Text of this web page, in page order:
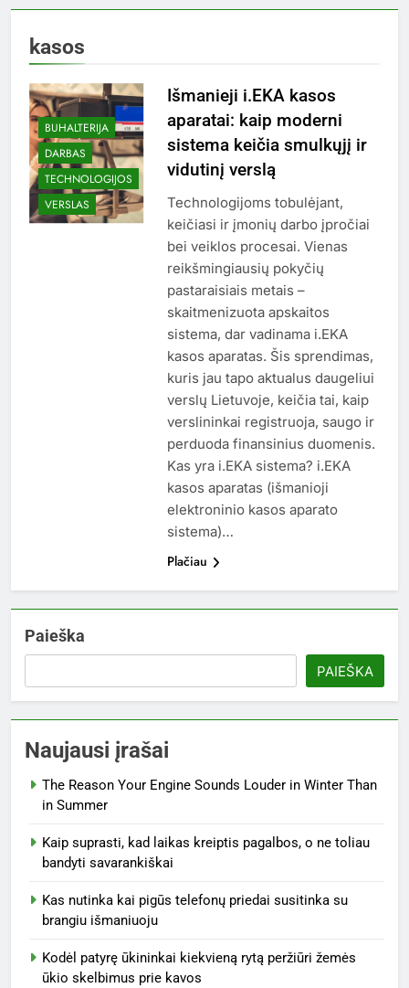
kasos
BUHALTERIJA
DARBAS
TECHNOLOGIJOS
VERSLAS
Išmanieji i.EKA kasos
aparatai: kaip moderni
sistema keičia smulkųjį ir
vidutinį verslą
Technologijoms tobulėjant,
keičiasi ir įmonių darbo įpročiai
bei veiklos procesai. Vienas
reikšmingiausių pokyčių
pastaraisiais metais –
skaitmenizuota apskaitos
sistema, dar vadinama i.EKA
kasos aparatas. Šis sprendimas,
kuris jau tapo aktualus daugeliui
verslų Lietuvoje, keičia tai, kaip
verslininkai registruoja, saugo ir
perduoda finansinius duomenis.
Kas yra i.EKA sistema? i.EKA
kasos aparatas (išmanioji
elektroninio kasos aparato
sistema)…
Plačiau
Paieška
PAIEŠKA
Naujausi įrašai
The Reason Your Engine Sounds Louder in Winter Than
in Summer
Kaip suprasti, kad laikas kreiptis pagalbos, o ne toliau
bandyti savarankiškai
Kas nutinka kai pigūs telefonų priedai susitinka su
brangiu išmaniuoju
Kodėl patyrę ūkininkai kiekvieną rytą peržiūri žemės
ūkio skelbimus prie kavos